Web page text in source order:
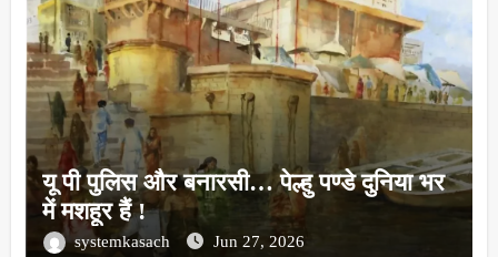
यू पी पुलिस और बनारसी… पेल्हु पण्डे दुनिया भर
में मशहूर हैं !
systemkasach Jun 27, 2026